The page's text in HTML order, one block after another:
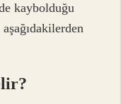
kaybolduğu